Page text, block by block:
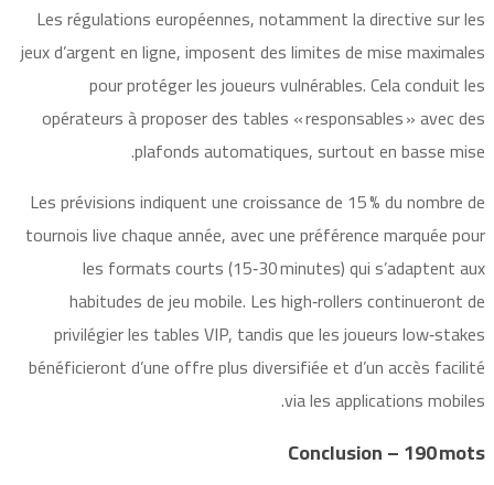
Les régulations européennes, notamment la directive sur les
jeux d’argent en ligne, imposent des limites de mise maximales
pour protéger les joueurs vulnérables. Cela conduit les
opérateurs à proposer des tables « responsables » avec des
plafonds automatiques, surtout en basse mise.
Les prévisions indiquent une croissance de 15 % du nombre de
tournois live chaque année, avec une préférence marquée pour
les formats courts (15‑30 minutes) qui s’adaptent aux
habitudes de jeu mobile. Les high‑rollers continueront de
privilégier les tables VIP, tandis que les joueurs low‑stakes
bénéficieront d’une offre plus diversifiée et d’un accès facilité
via les applications mobiles.
Conclusion – 190 mots